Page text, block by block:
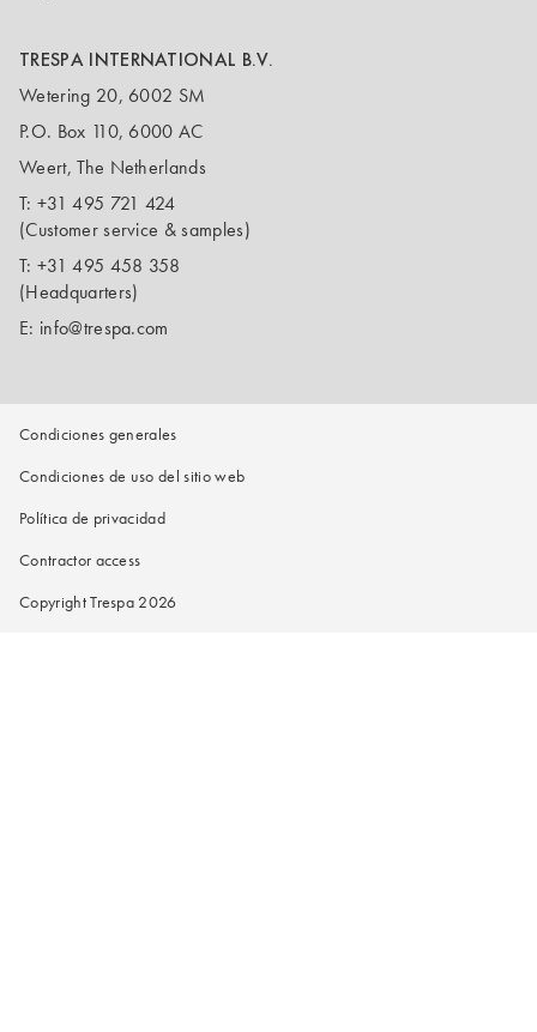
TRESPA INTERNATIONAL B.V.
Wetering 20, 6002 SM
P.O. Box 110, 6000 AC
Weert, The Netherlands
T: +31 495 721 424
(Customer service & samples)
T: +31 495 458 358
(Headquarters)
E: info@trespa.com
Condiciones generales
Condiciones de uso del sitio web
Política de privacidad
Contractor access
Copyright Trespa 2026